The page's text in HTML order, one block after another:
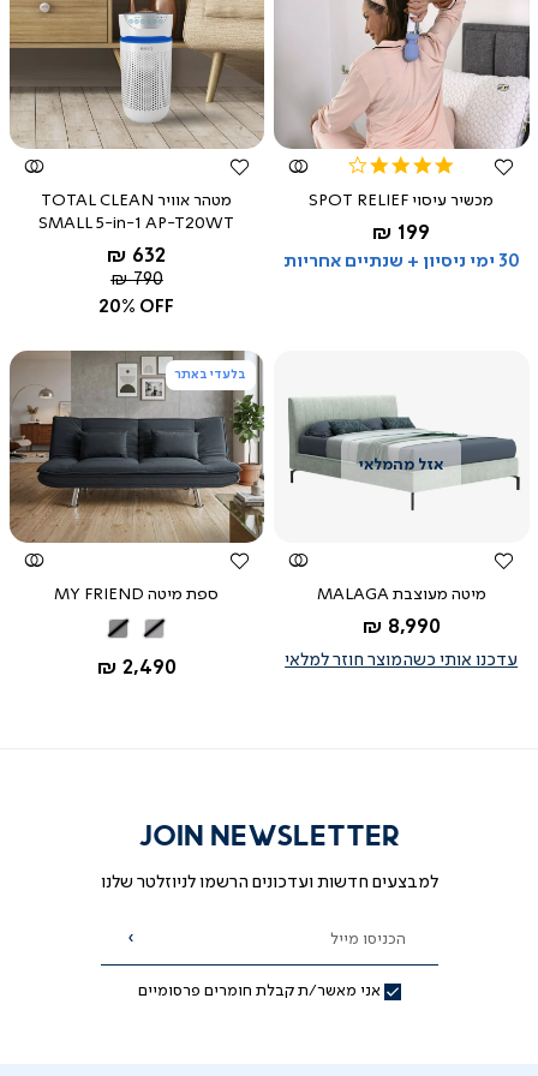
צפייה
מהירה
4.0
rating
מכשיר עיסוי SPOT RELIEF
החל מ-
199 ₪
30 ימי ניסיון + שנתיים אחריות
צפייה
מהירה
מטהר אוויר TOTAL CLEAN
SMALL 5-in-1 AP-T20WT
החל מ-
632 ₪
מחיר
רגיל
790 ₪
20% OFF
צפייה
מהירה
מיטה מעוצבת MALAGA
החל מ-
8,990 ₪
עדכנו אותי כשהמוצר חוזר למלאי
בלעדי באתר
צפייה
מהירה
ספת מיטה MY FRIEND
אפוראפור
החל מ-
2,490 ₪
JOIN NEWSLETTER
למבצעים חדשות ועדכונים הרשמו לניוזלטר שלנו
הכניסו מייל
אני מאשר/ת קבלת חומרים פרסומיים
הרשמה